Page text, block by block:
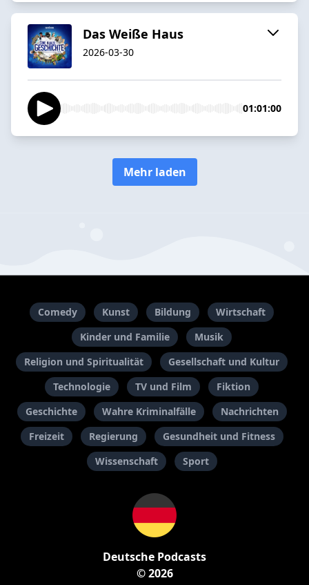
Das Weiße Haus
2026-03-30
01:01:00
Mehr laden
Comedy Kunst Bildung
Wirtschaft
Kinder und Familie
Musik
Religion und Spiritualität
Gesellschaft und Kultur
Technologie
TV und Film
Fiktion
Geschichte
Wahre Kriminalfälle
Nachrichten
Freizeit
Regierung
Gesundheit und Fitness
Wissenschaft
Sport
Deutsche Podcasts
© 2026